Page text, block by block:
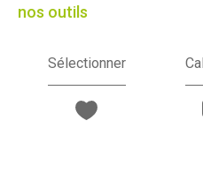
nos outils
Sélectionner